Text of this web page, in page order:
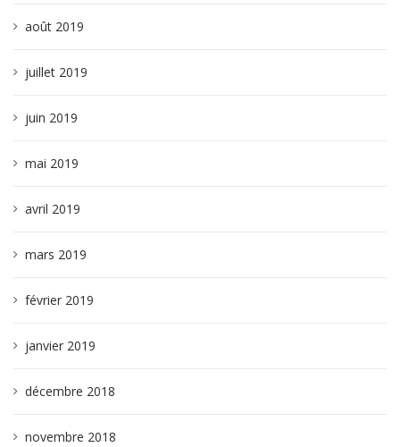
août 2019
juillet 2019
juin 2019
mai 2019
avril 2019
mars 2019
février 2019
janvier 2019
décembre 2018
novembre 2018